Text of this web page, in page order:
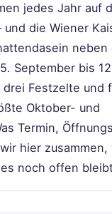
jedes Jahr auf
und die Wiener
neben
September bis
Festzelte und
Oktober- und
Termin,
hier zusammen,
noch offen